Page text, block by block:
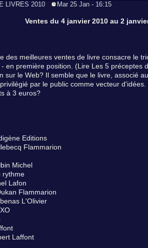
LIVRES 2010 Mar 25 Jan - 16:15
Ventes du 4 janvier 2010 au 2
des meilleures ventes de livre consacre le
en première position. (Lire Les 5 préceptes
sur le Web? Il semble que le livre, associé
par le public comme vecteur
à 3 euros?
Editions
Flammarion
Michel
rythme
Lafon
Flammarion
L'Olivier
Laffont